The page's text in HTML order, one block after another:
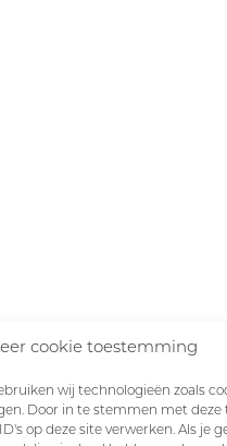
cookie toestemming
wij technologieën zoals
Door in te stemmen met
op deze site verwerken. Als je